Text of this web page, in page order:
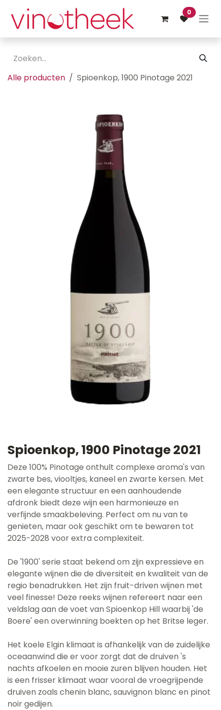
Overslaan naar inhoud
0
Alle producten Spioenkop, 1900 Pinotage 2021
Spioenkop, 1900 Pinotage 2021
Deze 100% Pinotage onthult complexe aroma's van
zwarte bes, viooltjes, kaneel en zwarte kersen. Met
een elegante structuur en een aanhoudende
afdronk biedt deze wijn een harmonieuze en
verfijnde smaakbeleving. Perfect om nu van te
genieten, maar ook geschikt om te bewaren tot
2025-2028 voor extra complexiteit.
De '1900' serie staat bekend om zijn expressieve en
elegante wijnen die de diversiteit en kwaliteit van de
regio benadrukken. Het zijn fruit-driven wijnen met
veel finesse! Deze reeks wijnen refereert naar een
veldslag aan de voet van Spioenkop Hill waarbij 'de
Boere' een overwinning boekten op het Britse leger.
Het koele Elgin klimaat is afhankelijk van de zuidelijke
oceaanwind die er voor zorgt dat de druiven 's
nachts afkoelen en mooie zuren blijven houden. Het
is een frisser klimaat waar vooral de vroegrijpende
druiven zoals chenin blanc, sauvignon blanc en pinot
noir gedijen.